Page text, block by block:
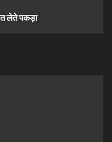
लेते पकड़ा